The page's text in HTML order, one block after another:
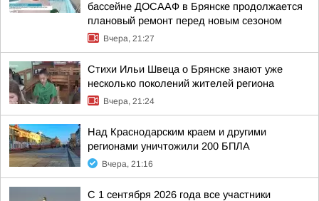
бассейне ДОСААФ в Брянске продолжается
плановый ремонт перед новым сезоном
Вчера, 21:27
Стихи Ильи Швеца о Брянске знают уже
несколько поколений жителей региона
Вчера, 21:24
Над Краснодарским краем и другими
регионами уничтожили 200 БПЛА
Вчера, 21:16
С 1 сентября 2026 года все участники